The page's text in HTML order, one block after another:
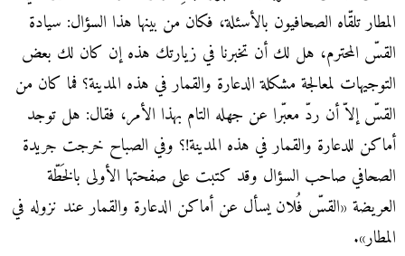
المطار تلقّاه الصحافيون بالأسئلة، فكان من بينها هذا السؤال: سيادة
القسّ المحترم، هل لك أن تخبرنا في زيارتك هذه إن كان لك بعض
التوجيهات لمعالجة مشكلة الدعارة والقمار في هذه المدينة؟ فما كان من
القسّ إلاّ أن ردّ معبّرا عن جهله التام بهذا الأمر، فقال: هل توجد
أماكن للدعارة والقمار في هذه المدينة!؟ وفي الصباح خرجت جريدة
الصحافي صاحب السؤال وقد كتبت على صفحتها الأولى بالخَطّة
العريضة «القسّ فُلان يسأل عن أماكن الدعارة والقمار عند نزوله في
المطار».